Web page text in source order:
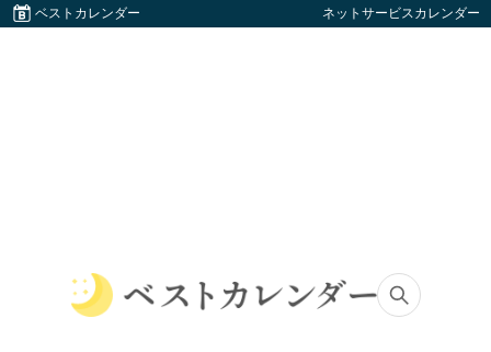
ベストカレンダー ネットサービスカレンダー